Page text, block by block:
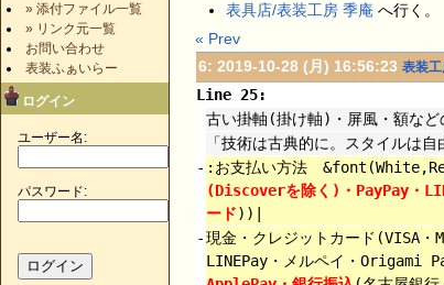
» 添付ファイル一覧
» リンク元一覧
お問い合わせ
表装ふぁいらー
ログイン
ユーザー名:
パスワード:
表具店/表装工房 季庵 へ行く。
« Prev
6: 2019-10-28 (月) 16:56:23 表装
Line 25:
古い掛軸(掛け軸)・屏風・額など
「技術は古典的に。スタイルは
- :お支払い方法
(Discoverを除く)・PayPay・
ード))|
-現金・クレジットカード(VISA
LINEPay・メルペイ・Origami